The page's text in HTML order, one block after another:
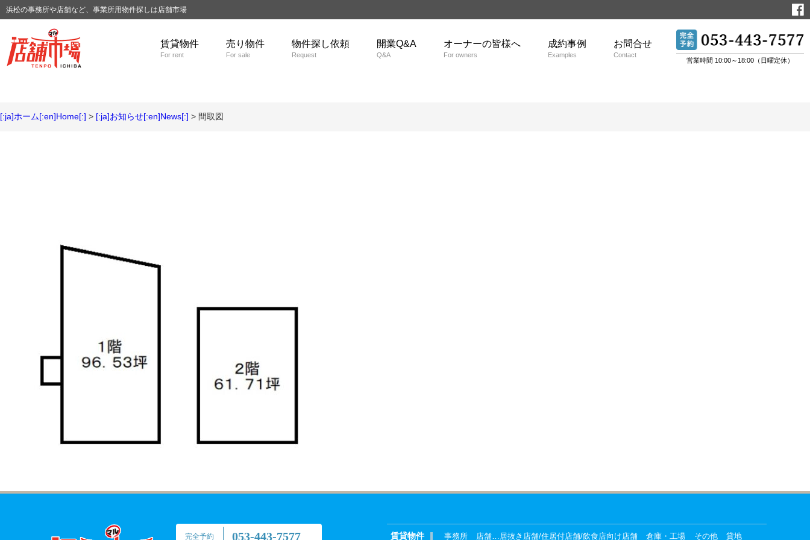
浜松の事務所や店舗など、事業所用物件探しは店舗市場
賃貸物件
For rent
売り物件
For sale
物件探し依頼
Request
開業Q&A
Q&A
オーナーの皆様へ
For owners
成約事例
Examples
お問合せ
Contact
営業時間 10:00～18:00（日曜定休）
[:ja]ホーム[:en]Home[:] > [:ja]お知らせ[:en]News[:] > 間取図
完全予約 053-443-7577 賃貸物件 事務所 店舗…居抜き店舗/住居付店舗/飲食店向け店舗 倉庫・工場 その他 貸地